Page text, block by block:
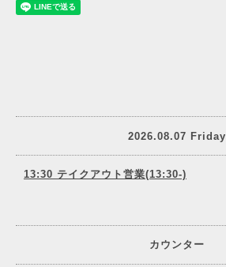
2026.08.07 Friday
13:30 テイクアウト営業(13:30-)
カウンター